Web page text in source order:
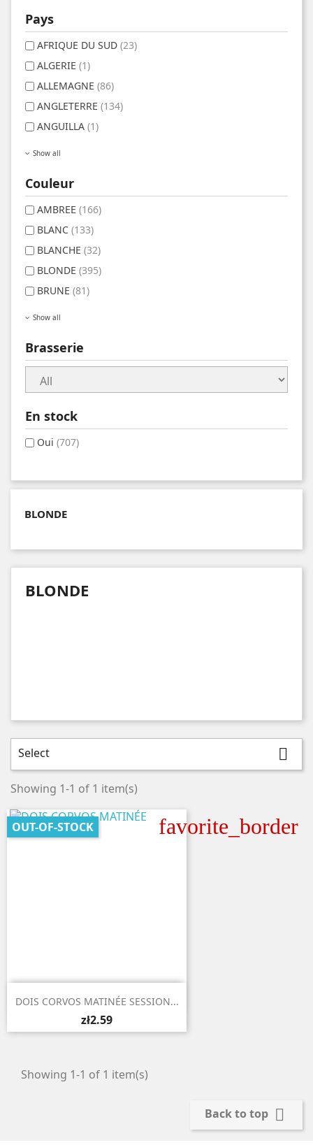
Pays
AFRIQUE DU SUD (23)
ALGERIE (1)
ALLEMAGNE (86)
ANGLETERRE (134)
ANGUILLA (1)
Show all
Couleur
AMBREE (166)
BLANC (133)
BLANCHE (32)
BLONDE (395)
BRUNE (81)
Show all
Brasserie
En stock
Oui (707)
BLONDE
BLONDE
Select 
Showing 1-1 of 1 item(s)
favorite_border
 Quick view
DOIS CORVOS MATINÉE SESSION...
zł2.59
OUT-OF-STOCK
Showing 1-1 of 1 item(s)
Back to top 